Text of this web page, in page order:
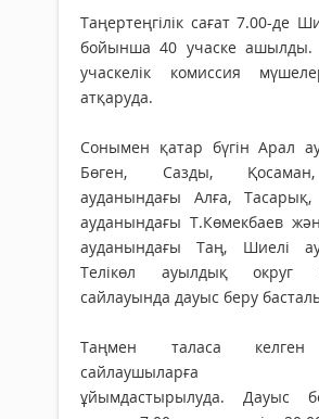
Таңертеңгілік сағат 7.00-де
бойынша 40 учаске ашылды.
учаскелік комиссия
атқаруда.
Сонымен қатар бүгін Арал
Бөген, Сазды,
ауданындағы Алға,
ауданындағы Т.Көмекбаев
ауданындағы Таң, Шиелі
Телікөл ауылдық округ
сайлауында дауыс беру
Таңмен таласа келген
сайлаушыларға
ұйымдастырылуда. Дауыс